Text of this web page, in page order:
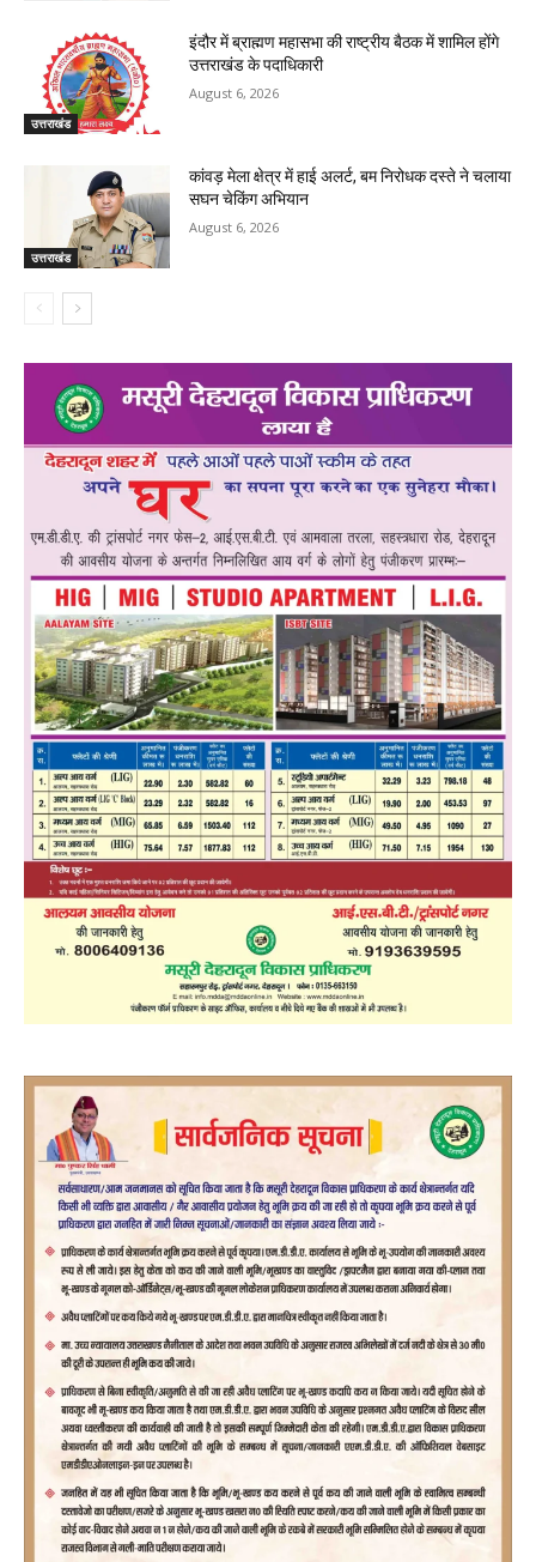
उत्तराखंड
इंदौर में ब्राह्मण महासभा की राष्ट्रीय बैठक में शामिल होंगे
उत्तराखंड के पदाधिकारी
August 6, 2026
उत्तराखंड
कांवड़ मेला क्षेत्र में हाई अलर्ट, बम निरोधक दस्ते ने चलाया
सघन चेकिंग अभियान
August 6, 2026